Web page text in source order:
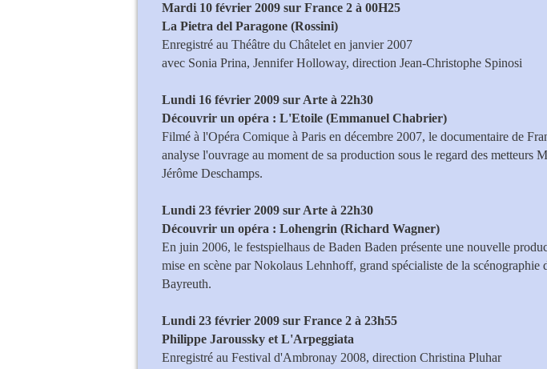
Mardi 10 février 2009 sur France 2 à 00H25
La Pietra del Paragone (Rossini)
Enregistré au Théâtre du Châtelet en janvier 2007
avec Sonia Prina, Jennifer Holloway, direction Jean-Christophe Spinosi
Lundi 16 février 2009 sur Arte à 22h30
Découvrir un opéra : L'Etoile (Emmanuel Chabrier)
Filmé à l'Opéra Comique à Paris en décembre 2007, le documentaire de
analyse l'ouvrage au moment de sa production sous le regard des metteurs
Jérôme Deschamps.
Lundi 23 février 2009 sur Arte à 22h30
Découvrir un opéra : Lohengrin (Richard Wagner)
En juin 2006, le festspielhaus de Baden Baden présente une nouvelle
mise en scène par Nokolaus Lehnhoff, grand spécialiste de la scénographie
Bayreuth.
Lundi 23 février 2009 sur France 2 à 23h55
Philippe Jaroussky et L'Arpeggiata
Enregistré au Festival d'Ambronay 2008, direction Christina Pluhar